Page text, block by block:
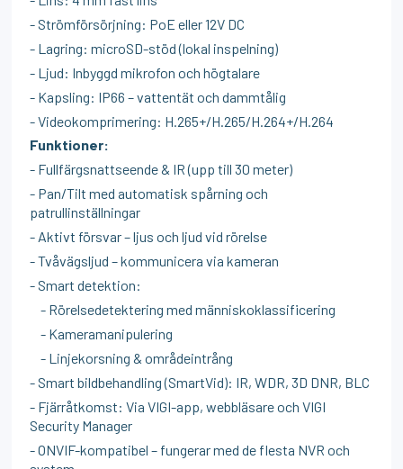
- Strömförsörjning: PoE eller 12V DC
- Lagring: microSD-stöd (lokal inspelning)
- Ljud: Inbyggd mikrofon och högtalare
- Kapsling: IP66 – vattentät och dammtålig
- Videokomprimering: H.265+/H.265/H.264+/H.264
Funktioner:
- Fullfärgsnattseende & IR (upp till 30 meter)
- Pan/Tilt med automatisk spårning och
patrullinställningar
- Aktivt försvar – ljus och ljud vid rörelse
- Tvåvägsljud – kommunicera via kameran
- Smart detektion:
- Rörelsedetektering med människoklassificering
- Kameramanipulering
- Linjekorsning & områdeintrång
- Smart bildbehandling (SmartVid): IR, WDR, 3D DNR, BLC
- Fjärråtkomst: Via VIGI-app, webbläsare och VIGI
Security Manager
- ONVIF-kompatibel – fungerar med de flesta NVR och